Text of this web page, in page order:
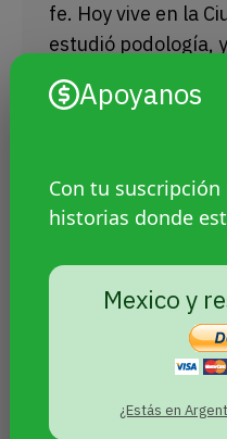
Apoyanos
Con tu
historias donde
Mexico y
¿Estás en
fe. Hoy vive en la
estudió podología,
de servicio.